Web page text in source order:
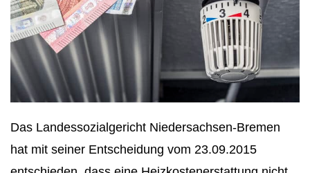
Das Landessozialgericht Niedersachsen-Bremen
hat mit seiner Entscheidung vom 23.09.2015